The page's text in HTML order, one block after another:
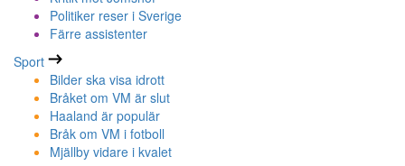
Politiker reser i Sverige
Färre assistenter
Sport
Bilder ska visa idrott
Bråket om VM är slut
Haaland är populär
Bråk om VM i fotboll
Mjällby vidare i kvalet